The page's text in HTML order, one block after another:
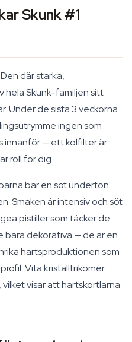
Skunk #1
där starka,
hela Skunk-familjen sitt
Under de sista 3 veckorna
ingen som
innanför — ett kolfilter är
roll för dig.
bär en söt underton
Smaken är intensiv och söt
pistiller som täcker de
bara dekorativa — de är en
hartsproduktionen som
Vita kristalltrikomer
visar att hartskörtlarna